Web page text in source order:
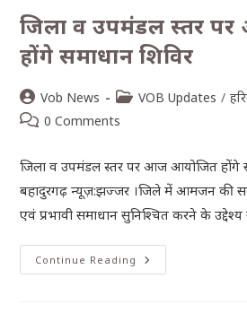
जिला व उपमंडल स्तर
होंगे समाधान शिविर
Vob News VOB Updates /
0 Comments
जिला व उपमंडल स्तर पर आज आयोजित होंगे
बहादुरगढ़ न्यूज़:झज्जर ।जिले में आमजन की
एवं प्रभावी समाधान सुनिश्चित करने के
Continue Reading